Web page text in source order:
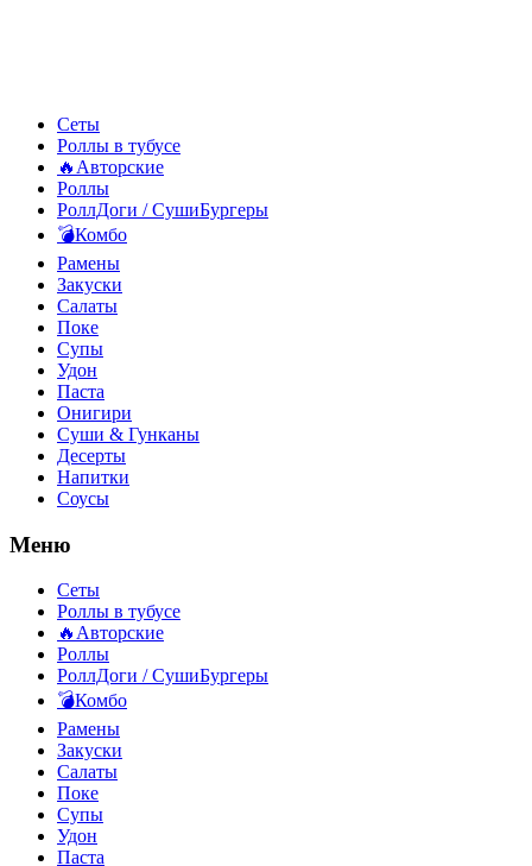
Сеты
Роллы в тубусе
🔥Авторские
Роллы
РоллДоги / СушиБургеры
💣Комбо
Рамены
Закуски
Салаты
Поке
Супы
Удон
Паста
Онигири
Суши & Гунканы
Десерты
Напитки
Соусы
Меню
Сеты
Роллы в тубусе
🔥Авторские
Роллы
РоллДоги / СушиБургеры
💣Комбо
Рамены
Закуски
Салаты
Поке
Супы
Удон
Паста